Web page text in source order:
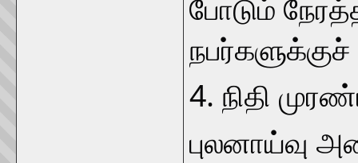
4. நிதி
புலனாய்வு